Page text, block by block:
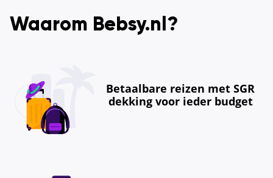
Waarom Bebsy.nl?
Betaalbare reizen met SGR
dekking voor ieder budget